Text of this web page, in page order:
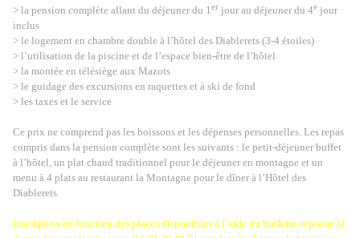
> la pension complète allant du déjeuner du 1 er jour au déjeuner du 4e jour
inclus
> le logement en chambre double à l’hôtel des Diablerets (3-4 étoiles)
> l’utilisation de la piscine et de l’espace bien-être de l’hôtel
> la montée en télésiège aux Mazots
> le guidage des excursions en raquettes et à ski de fond
> les taxes et le service
Ce prix ne comprend pas les boissons et les dépenses personnelles. Les repas
compris dans la pension complète sont les suivants : le petit-déjeuner buffet
à l’hôtel, un plat chaud traditionnel pour le déjeuner en montagne et un
menu à 4 plats au restaurant la Montagne pour le dîner à l’Hôtel des
Diablerets.
Inscription en fonction des places disponibles à l’aide du bulletin-réponse (à